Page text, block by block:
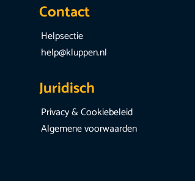
Contact
Helpsectie
help@kluppen.nl
Juridisch
Privacy & Cookiebeleid
Algemene voorwaarden